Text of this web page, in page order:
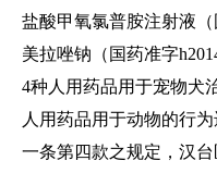
盐酸甲氧氯普胺注射液（
美拉唑钠（国药准字
4种人用药品用于宠物犬
人用药品用于动物的行
一条第四款之规定，汉